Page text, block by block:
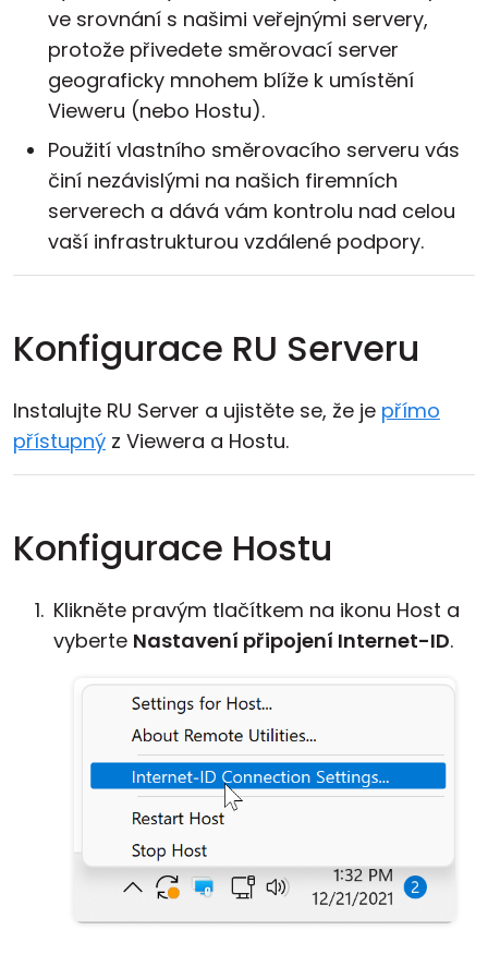
ve srovnání s našimi veřejnými servery,
protože přivedete směrovací server
geograficky mnohem blíže k umístění
Vieweru (nebo Hostu).
Použití vlastního směrovacího serveru vás
činí nezávislými na našich firemních
serverech a dává vám kontrolu nad celou
vaší infrastrukturou vzdálené podpory.
Konfigurace RU Serveru
Instalujte RU Server a ujistěte se, že je přímo
přístupný z Viewera a Hostu.
Konfigurace Hostu
Klikněte pravým tlačítkem na ikonu Host a
vyberte Nastavení připojení Internet-ID.